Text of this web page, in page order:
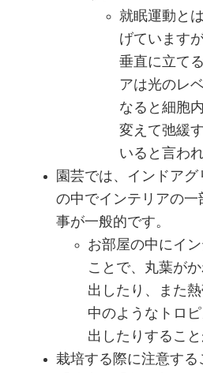
就眠運動と
げています
垂直に立て
アは光のレ
なると細胞
変えて弛緩
いると言わ
園芸では、インドア
の中でインテリアの一
事が一般的です。
お部屋の中にイ
ことで、丸葉が
出したり、また
中のようなトロ
出したりすること
栽培する際に注意する